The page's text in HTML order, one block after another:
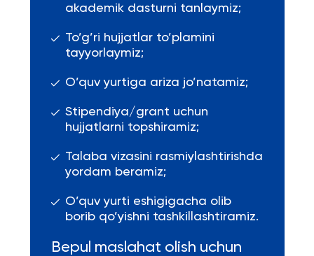
akademik dasturni tanlaymiz;
To’g’ri hujjatlar to’plamini
tayyorlaymiz;
O’quv yurtiga ariza jo’natamiz;
Stipendiya/grant uchun
hujjatlarni topshiramiz;
Talaba vizasini rasmiylashtirishda
yordam beramiz;
O’quv yurti eshigigacha olib
borib qo’yishni tashkillashtiramiz.
Bepul maslahat olish uchun